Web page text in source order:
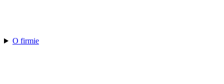
O firmie